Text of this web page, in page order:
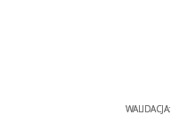
WALIDACJA: